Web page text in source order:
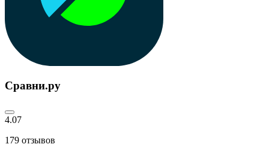
Сравни.ру
4.07
179 отзывов